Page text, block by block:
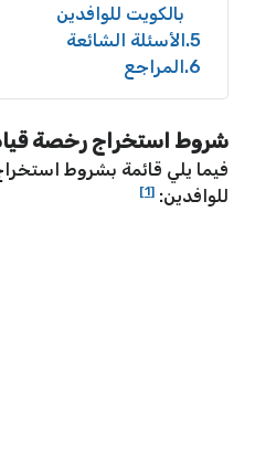
بالكويت للوافدين
5 الأسئلة الشائعة
6 المراجع
شروط استخراج رخصة
فيما يلي قائمة بشروط
للوافدين: [1]